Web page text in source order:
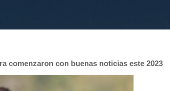
comenzaron con buenas noticias este 2023